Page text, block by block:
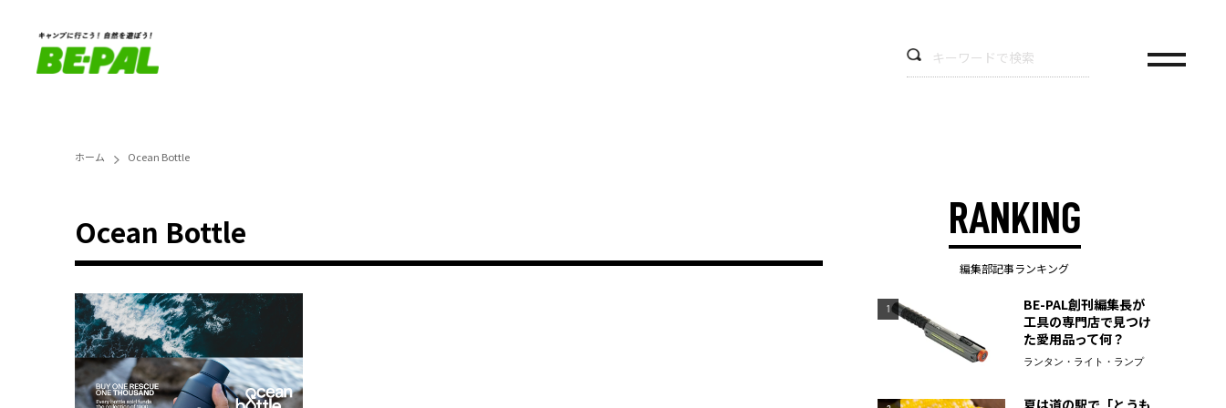
ホーム Ocean Bottle
Ocean Bottle RANKING
編集部記事ランキング
1
BE-PAL創刊編集長が
工具の専門店で見つけ
た愛用品って何？
ランタン・ライト・ランプ
夏は道の駅で「とうも